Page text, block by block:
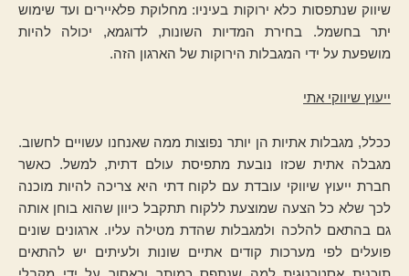
שיווק שנתפסות כלא ירוקות בעיניו: מחלוקת פלאיירים ועד שימוש
יתר בחשמל. בחירת המדיות השונות, לדוגמא, יכולה להיות
מושפעת על ידי המגבלות הירוקות של הארגון הזה.
ייעוץ שיווקי אתי
ככלל, מגבלות אתיות הן יותר נפוצות ממה שאנחנו עשויים לחשוב.
מגבלה אתית שכזו נובעת מתפיסת עולם דתית, למשל. כאשר
חברת ייעוץ שיווקי עובדת עם לקוח דתי היא צריכה להיות מוכנה
לכך שלא כל הצעה שמוצעת ללקוח תתקבל כיוון שהוא בוחן אותה
גם בהתאם להלכה ולמגבלות שהדת מטילה עליו. ארגונים שונים
פועלים לפי מערכות קודים אתיים שונות ולעיתים יש להתאים